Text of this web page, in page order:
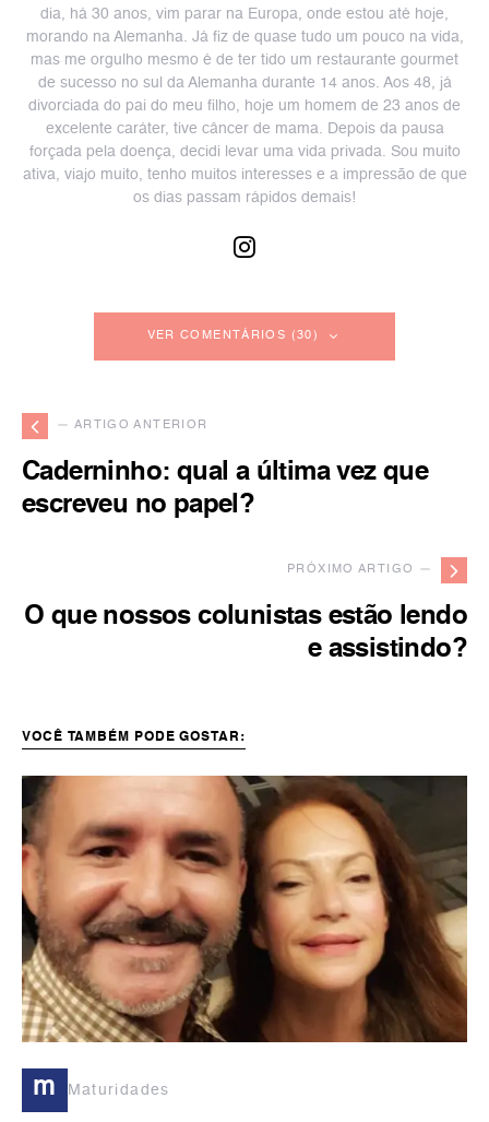
dia, há 30 anos, vim parar na Europa, onde estou até hoje,
morando na Alemanha. Já fiz de quase tudo um pouco na vida,
mas me orgulho mesmo é de ter tido um restaurante gourmet
de sucesso no sul da Alemanha durante 14 anos. Aos 48, já
divorciada do pai do meu filho, hoje um homem de 23 anos de
excelente caráter, tive câncer de mama. Depois da pausa
forçada pela doença, decidi levar uma vida privada. Sou muito
ativa, viajo muito, tenho muitos interesses e a impressão de que
os dias passam rápidos demais!
VER COMENTÁRIOS (30)
— ARTIGO ANTERIOR
Caderninho: qual a última vez que
escreveu no papel?
PRÓXIMO ARTIGO —
O que nossos colunistas estão lendo
e assistindo?
VOCÊ TAMBÉM PODE GOSTAR:
m Maturidades